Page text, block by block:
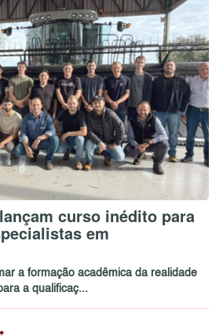
curso inédito para
em
a formação acadêmica da realidade
a qualificaç...